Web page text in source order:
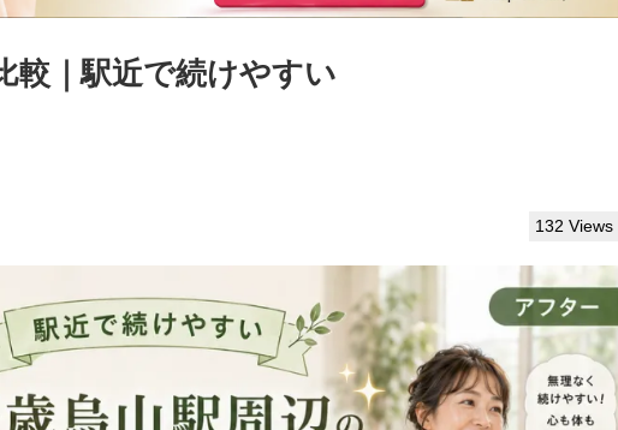
較｜駅近で続けやすい
132 Views